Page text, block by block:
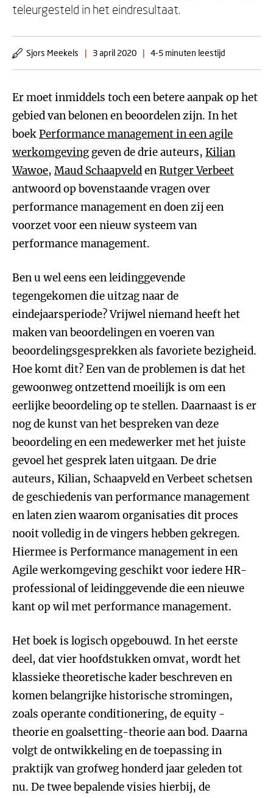
teleurgesteld in het eindresultaat.
Sjors Meekels | 3 april 2020 | 4-5 minuten leestijd
Er moet inmiddels toch een betere aanpak op het
gebied van belonen en beoordelen zijn. In het
boekPerformance management in een agile
werkomgeving geven de drie auteurs, Kilian
Wawoe, Maud SchaapveldenRutger Verbeet
antwoord op bovenstaande vragen over
performance management en doen zij een
voorzet voor een nieuw systeem van
performance management.
Ben u wel eens een leidinggevende
tegengekomen die uitzag naar de
eindejaarsperiode? Vrijwel niemand heeft het
maken van beoordelingen en voeren van
beoordelingsgesprekken als favoriete bezigheid.
Hoe komt dit? Een van de problemen is dat het
gewoonweg ontzettend moeilijk is om een
eerlijke beoordeling op te stellen. Daarnaast is er
nog de kunst van het bespreken van deze
beoordeling en een medewerker met het juiste
gevoel het gesprek laten uitgaan. De drie
auteurs, Kilian, Schaapveld en Verbeet schetsen
de geschiedenis van performance management
en laten zien waarom organisaties dit proces
nooit volledig in de vingers hebben gekregen.
Hiermee is Performance management in een
Agile werkomgeving geschikt voor iedere HR-
professional of leidinggevende die een nieuwe
kant op wil met performance management.
Het boek is logisch opgebouwd. In het eerste
deel, dat vier hoofdstukken omvat, wordt het
klassieke theoretische kader beschreven en
komen belangrijke historische stromingen,
zoals operante conditionering, de equity -
theorie en goalsetting-theorie aan bod. Daarna
volgt de ontwikkeling en de toepassing in
praktijk van grofweg honderd jaar geleden tot
nu. De twee bepalende visies hierbij, de